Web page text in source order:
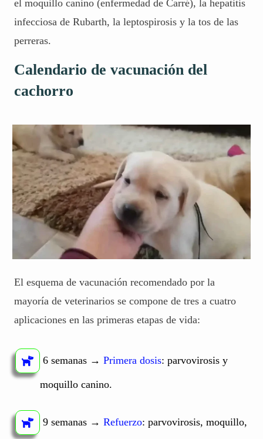
el moquillo canino (enfermedad de Carré), la hepatitis
infecciosa de Rubarth, la leptospirosis y la tos de las
perreras.
Calendario de vacunación del
cachorro
El esquema de vacunación recomendado por la
mayoría de veterinarios se compone de tres a cuatro
aplicaciones en las primeras etapas de vida:
6 semanas → Primera dosis: parvovirosis y
moquillo canino.
9 semanas → Refuerzo: parvovirosis, moquillo,